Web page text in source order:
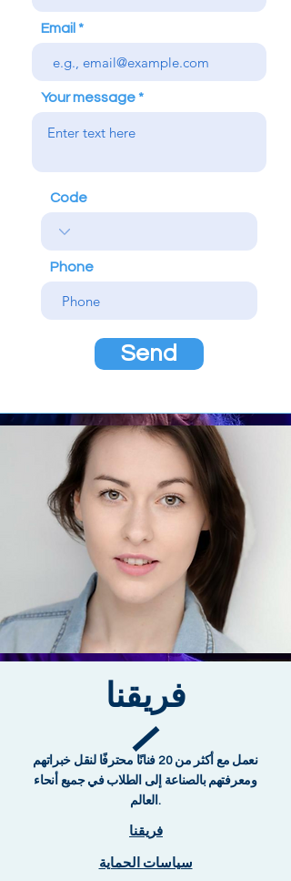
Email
Your message
Code
Phone
Send
فريقنا
نعمل مع أكثر من 20 فنانًا محترفًا لنقل خبراتهم
ومعرفتهم بالصناعة إلى الطلاب في جميع أنحاء
العالم.
فريقنا
سياسات الحماية